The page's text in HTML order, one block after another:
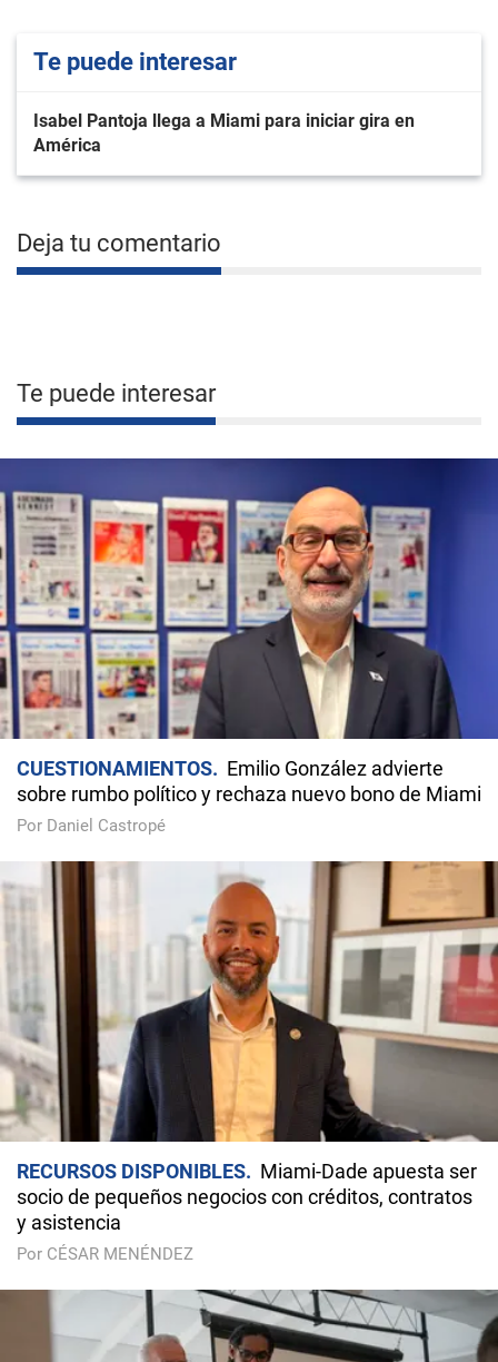
Te puede interesar
Isabel Pantoja llega a Miami para iniciar gira en
América
Deja tu comentario
Te puede interesar
CUESTIONAMIENTOS
Emilio González advierte
sobre rumbo político y rechaza nuevo bono de Miami
Por Daniel Castropé
RECURSOS DISPONIBLES
Miami-Dade apuesta ser
socio de pequeños negocios con créditos, contratos
y asistencia
Por CÉSAR MENÉNDEZ